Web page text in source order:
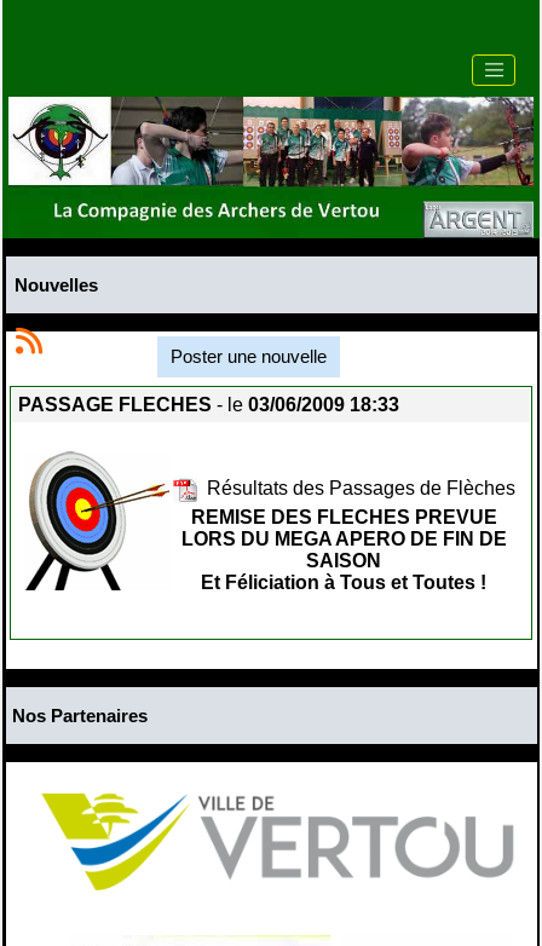
Nouvelles
Poster une nouvelle
PASSAGE FLECHES - le 03/06/2009 18:33
Résultats des Passages de Flèches
REMISE DES FLECHES PREVUE
LORS DU MEGA APERO DE FIN DE
SAISON
Et Féliciation à Tous et Toutes !
Nos Partenaires